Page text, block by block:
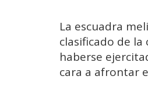
La escuadra
clasificado de
haberse
cara a afrontar